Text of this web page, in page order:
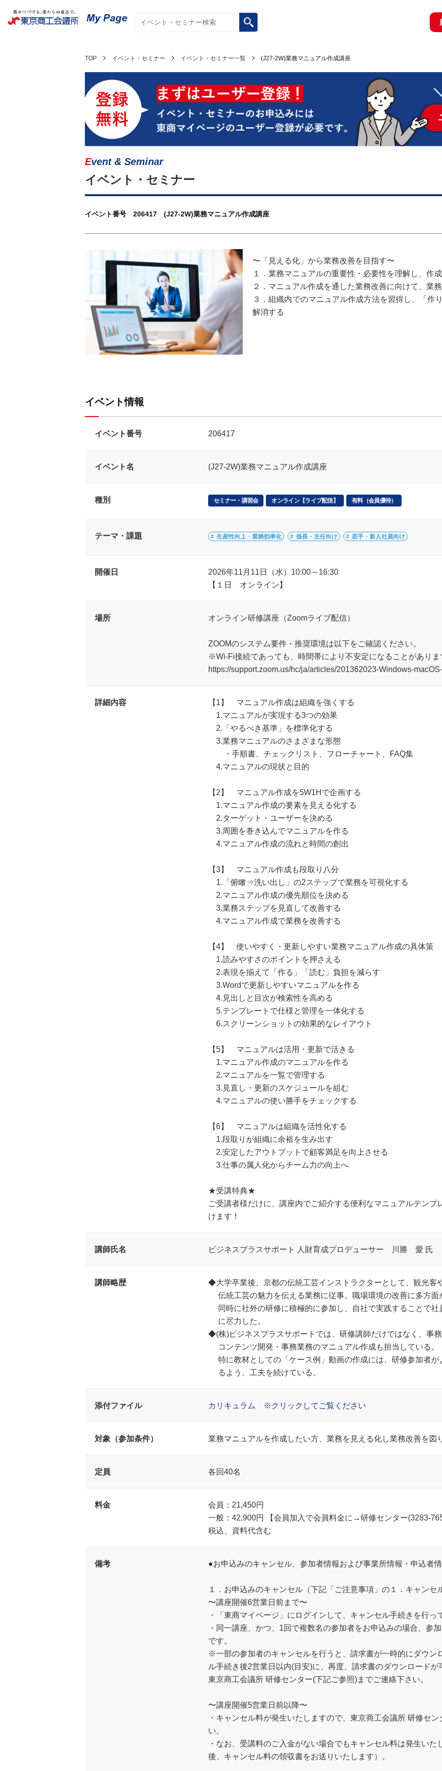
TOP イベント・セミナー イベント・セミナー一覧 (J27-2W)業務マニュアル作成講座
Event & Seminar
イベント・セミナー
イベント番号 206417 (J27-2W)業務マニュアル作成講座
〜「見える化」から業務改善を目指す〜
１．業務マニュアルの重要性・必要性を理解し、作
２．マニュアル作成を通した業務改善に向けて、業
３．組織内でのマニュアル作成方法を習得し、「作
解消する
イベント情報
イベント番号 206417
イベント名 (J27-2W)業務マニュアル作成講座
種別 セミナー・講習会 オンライン【ライブ配信】 有料（会員優待）
テーマ・課題 生産性向上・業務効率化 係長・主任向け 若手・新入社員向け
開催日
2026年11月11日（水）10:00～16:30
【１日 オンライン】
場所 オンライン研修講座（Zoomライブ配信）
ZOOMのシステム要件・推奨環境は以下をご確認ください。
※Wi-Fi接続であっても、時間帯により不安定になることがありま
https://support.zoom.us/hc/ja/articles/201362023-Windows-
詳細内容
【1】 マニュアル作成は組織を強くする
1.マニュアルが実現する3つの効果
2.「やるべき基準」を標準化する
3.業務マニュアルのさまざまな形態
・手順書、チェックリスト、フローチャート、FAQ集
4.マニュアルの現状と目的
【2】 マニュアル作成を5W1Hで企画する
1.マニュアル作成の要素を見える化する
2.ターゲット・ユーザーを決める
3.周囲を巻き込んでマニュアルを作る
4.マニュアル作成の流れと時間の創出
【3】 マニュアル作成も段取り八分
1.「俯瞰⇒洗い出し」の2ステップで業務を可視化する
2.マニュアル作成の優先順位を決める
3.業務ステップを見直して改善する
4.マニュアル作成で業務を改善する
【4】 使いやすく・更新しやすい業務マニュアル作成の具体策
1.読みやすさのポイントを押さえる
2.表現を揃えて「作る」「読む」負担を減らす
3.Wordで更新しやすいマニュアルを作る
4.見出しと目次が検索性を高める
5.テンプレートで仕様と管理を一体化する
6.スクリーンショットの効果的なレイアウト
【5】 マニュアルは活用・更新で活きる
1.マニュアル作成のマニュアルを作る
2.マニュアルを一覧で管理する
3.見直し・更新のスケジュールを組む
4.マニュアルの使い勝手をチェックする
【6】 マニュアルは組織を活性化する
1.段取りが組織に余裕を生み出す
2.安定したアウトプットで顧客満足を向上させる
3.仕事の属人化からチーム力の向上へ
★受講特典★
ご受講者様だけに、講座内でご紹介する便利なマニュアルテンプ
けます！
講師氏名 ビジネスプラスサポート 人財育成プロデューサー 川勝 愛 氏
講師略歴
◆大学卒業後、京都の伝統工芸インストラクターとして、観光客
伝統工芸の魅力を伝える業務に従事。職場環境の改善に多方面
同時に社外の研修に積極的に参加し、自社で実践することで社
に尽力した。
◆(株)ビジネスプラスサポートでは、研修講師だけではなく、事
コンテンツ開発・事務業務のマニュアル作成も担当している。
特に教材としての「ケース例」動画の作成には、研修参加者が
るよう、工夫を続けている。
添付ファイル カリキュラム ※クリックしてご覧ください
対象（参加条件） 業務マニュアルを作成したい方、業務を見える化し業務改善を図
定員 各回40名
料金
会員：21,450円
一般：42,900円 【会員加入で会員料金に→研修センター(3283-
税込、資料代含む
備考 ●お申込みのキャンセル、参加者情報および事業所情報・申込者
１．お申込みのキャンセル（下記「ご注意事項」の１．キャンセ
〜講座開催6営業日前まで〜
・「東商マイページ」にログインして、キャンセル手続きを行っ
・同一講座、かつ、1回で複数名の参加者をお申込みの場合、参
です。
※一部の参加者のキャンセルを行うと、請求書が一時的にダウン
ル手続き後2営業日以内(目安)に、再度、請求書のダウンロード
東京商工会議所 研修センター(下記ご参照)までご連絡下さい。
〜講座開催5営業日前以降〜
・キャンセル料が発生いたしますので、東京商工会議所 研修セ
い。
・なお、受講料のご入金がない場合でもキャンセル料は発生い
後、キャンセル料の領収書をお送りいたします）。